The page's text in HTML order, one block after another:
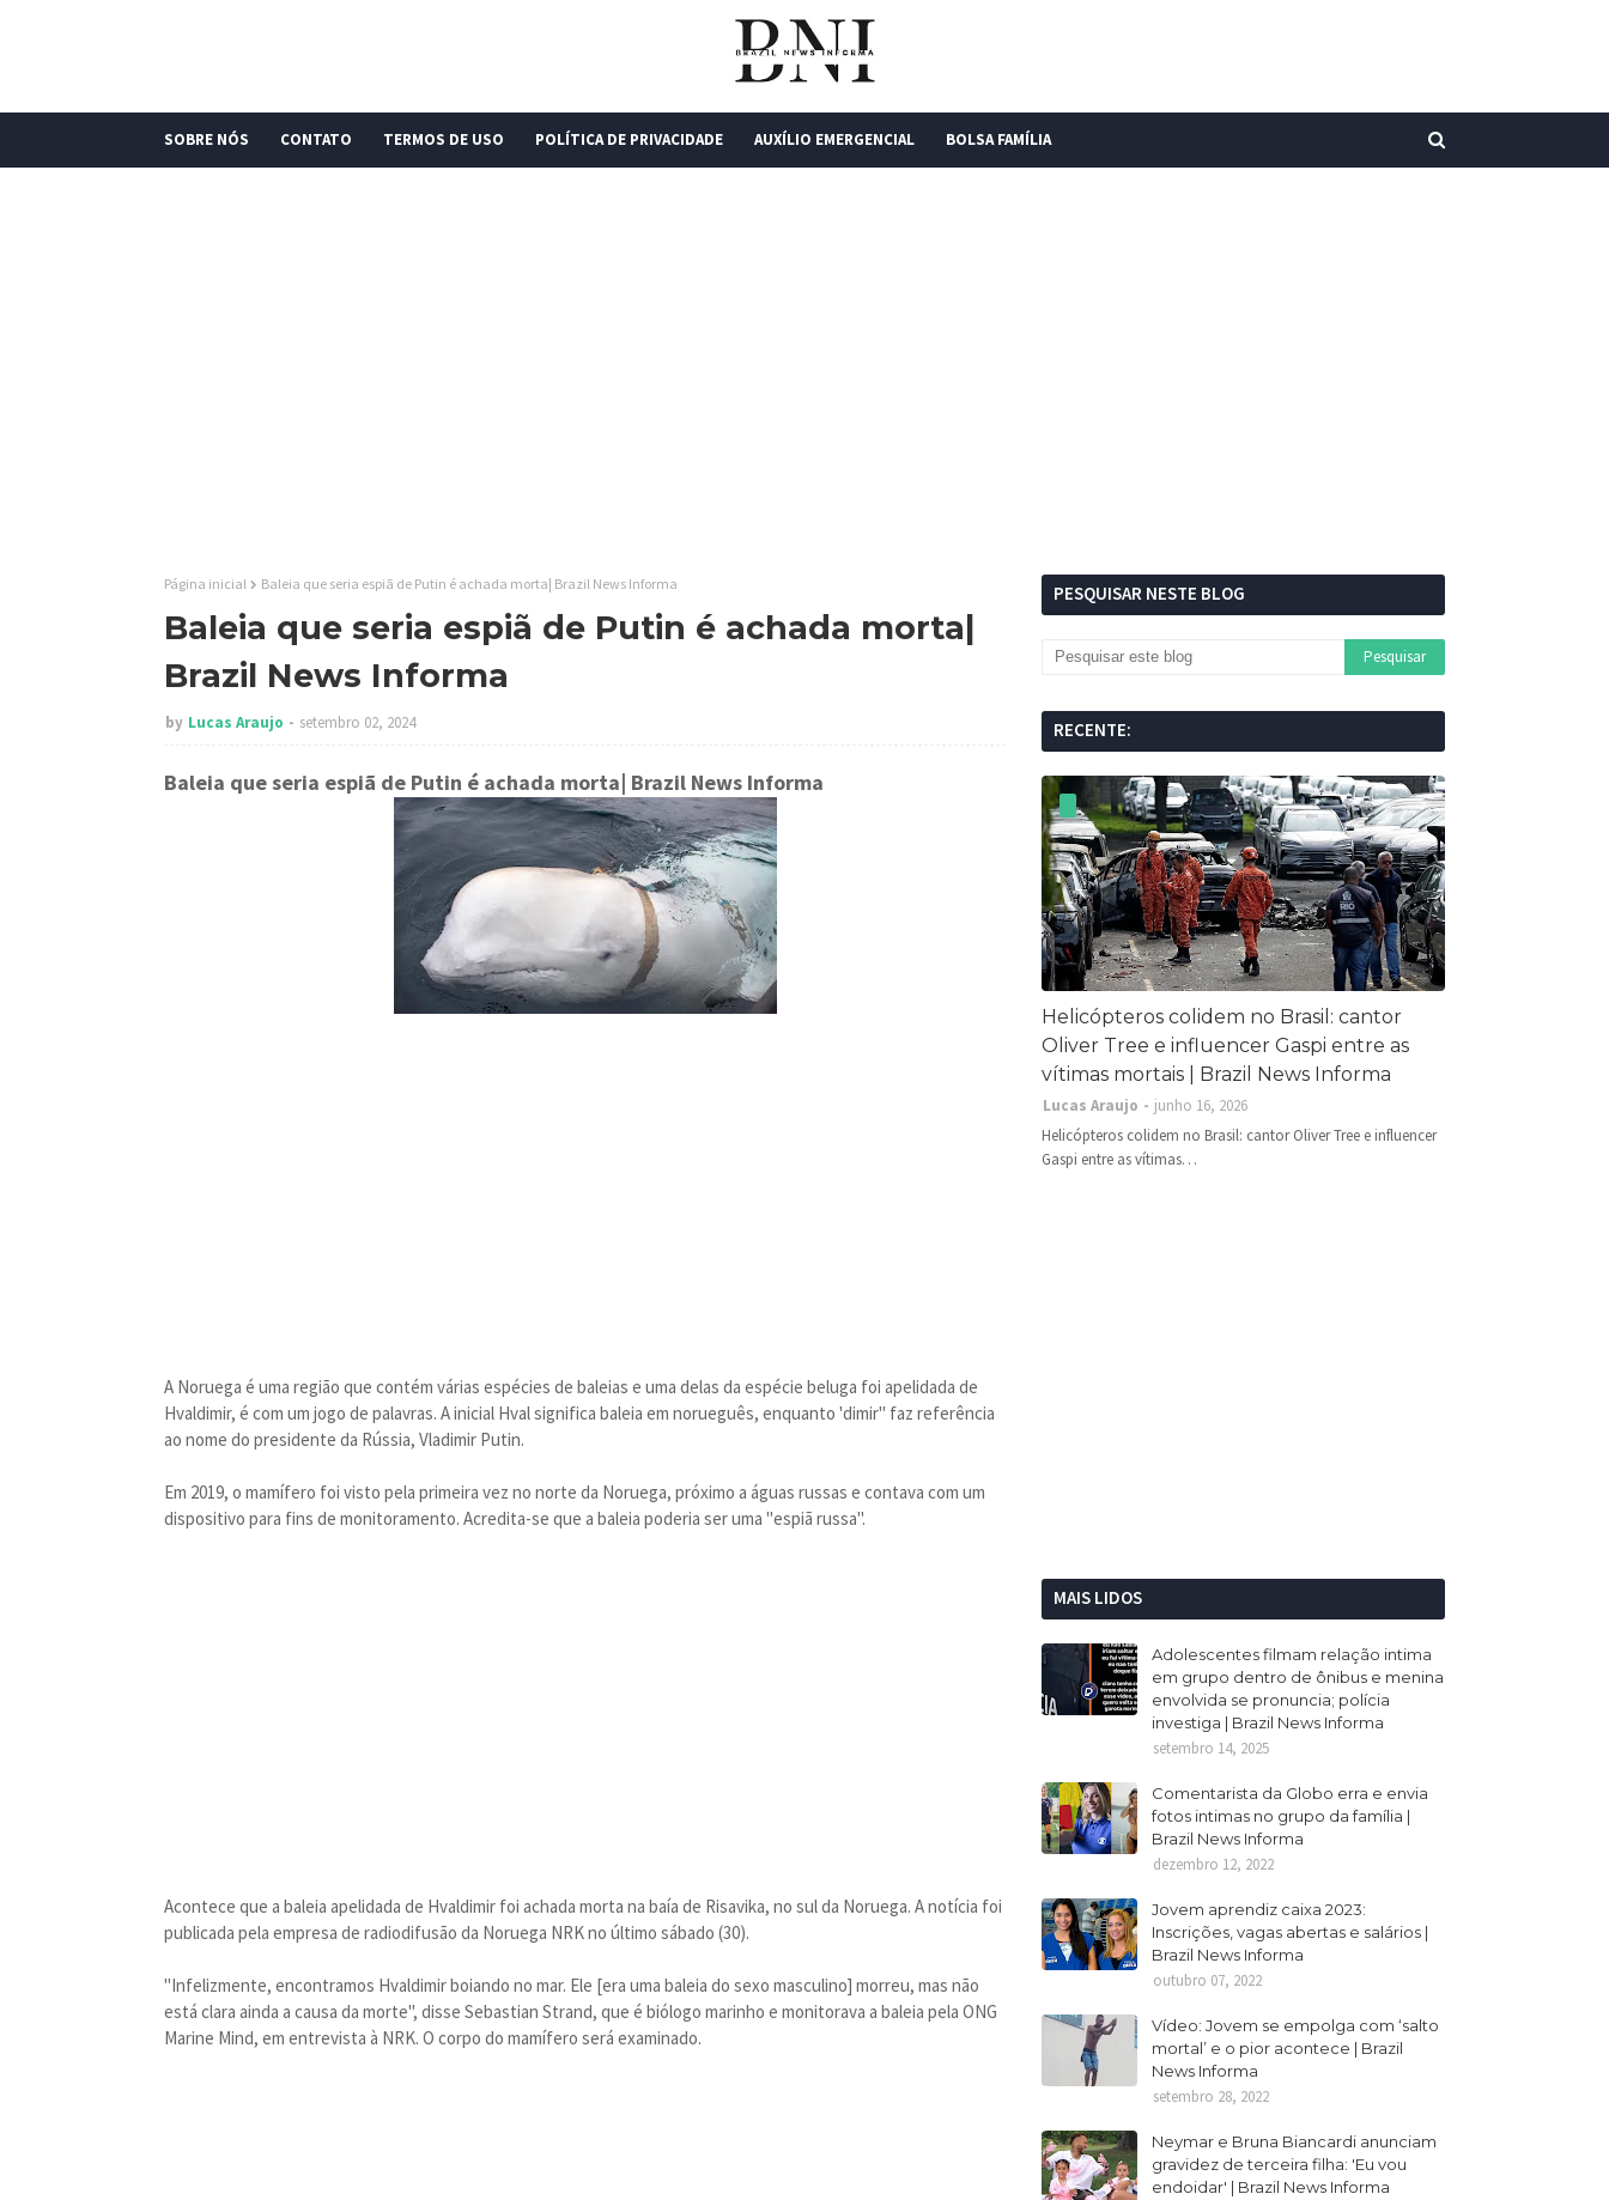
SOBRE NÓS CONTATO TERMOS DE USO POLÍTICA DE PRIVACIDADE AUXÍLIO EMERGENCIAL BOLSA FAMÍLIA
Página inicial Baleia que seria espiã de Putin é achada morta| Brazil News Informa
Baleia que seria espiã de Putin é achada morta|
Brazil News Informa
by Lucas Araujo setembro 02, 2024
Baleia que seria espiã de Putin é achada morta| Brazil News Informa
A Noruega é uma região que contém várias espécies de baleias e uma delas da espécie beluga foi apelidada de
Hvaldimir, é com um jogo de palavras. A inicial Hval significa baleia em norueguês, enquanto 'dimir" faz referência
ao nome do presidente da Rússia, Vladimir Putin.
Em 2019, o mamífero foi visto pela primeira vez no norte da Noruega, próximo a águas russas e contava com um
dispositivo para fins de monitoramento. Acredita-se que a baleia poderia ser uma "espiã russa".
Acontece que a baleia apelidada de Hvaldimir foi achada morta na baía de Risavika, no sul da Noruega. A notícia foi
publicada pela empresa de radiodifusão da Noruega NRK no último sábado (30).
"Infelizmente, encontramos Hvaldimir boiando no mar. Ele [era uma baleia do sexo masculino] morreu, mas não
está clara ainda a causa da morte", disse Sebastian Strand, que é biólogo marinho e monitorava a baleia pela ONG
Marine Mind, em entrevista à NRK. O corpo do mamífero será examinado.
PESQUISAR NESTE BLOG
RECENTE:
Helicópteros colidem no Brasil: cantor
Oliver Tree e influencer Gaspi entre as
vítimas mortais | Brazil News Informa
Lucas Araujo
junho 16, 2026
Helicópteros colidem no Brasil: cantor Oliver Tree e influencer
Gaspi entre as vítimas…
MAIS LIDOS
Adolescentes filmam relação intima
em grupo dentro de ônibus e menina
envolvida se pronuncia; polícia
investiga | Brazil News Informa
setembro 14, 2025
Comentarista da Globo erra e envia
fotos intimas no grupo da família |
Brazil News Informa
dezembro 12, 2022
Jovem aprendiz caixa 2023:
Inscrições, vagas abertas e salários |
Brazil News Informa
outubro 07, 2022
Vídeo: Jovem se empolga com ‘salto
mortal’ e o pior acontece | Brazil
News Informa
setembro 28, 2022
Neymar e Bruna Biancardi anunciam
gravidez de terceira filha: 'Eu vou
endoidar' | Brazil News Informa